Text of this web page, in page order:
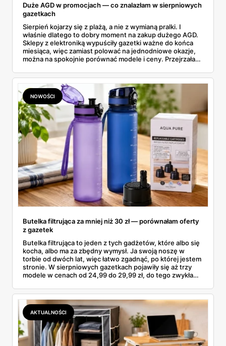
Duże AGD w promocjach — co znalazłam w sierpniowych
gazetkach
Sierpień kojarzy się z plażą, a nie z wymianą pralki. I
właśnie dlatego to dobry moment na zakup dużego AGD.
Sklepy z elektroniką wypuściły gazetki ważne do końca
miesiąca, więc zamiast polować na jednodniowe okazje,
można na spokojnie porównać modele i ceny. Przejrzałam
znalazłam, z cenami i terminami.
NOWOŚCI
Butelka filtrująca za mniej niż 30 zł — porównałam oferty
z gazetek
Butelka filtrująca to jeden z tych gadżetów, które albo się
kocha, albo ma za zbędny wymysł. Ja swoją noszę w
torbie od dwóch lat, więc łatwo zgadnąć, po której jestem
stronie. W sierpniowych gazetkach pojawiły się aż trzy
modele w cenach od 24,99 do 29,99 zł, do tego zwykła
wszystkie oferty i policzyłam, kiedy taki zakup faktycznie
się opłaca.
AKTUALNOŚCI